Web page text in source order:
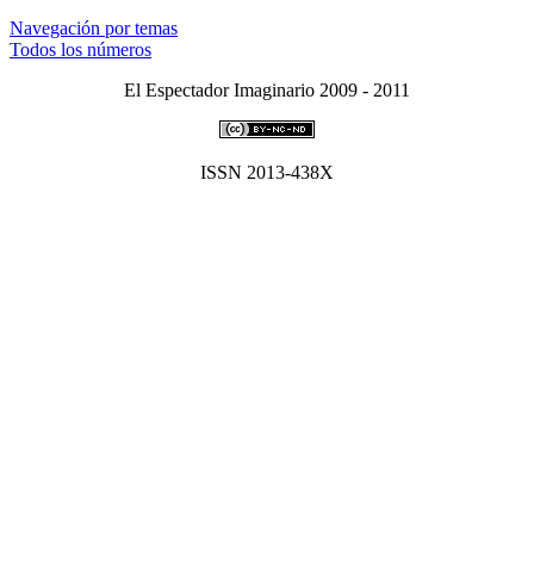
Navegación por temas
Todos los números
El Espectador Imaginario 2009 - 2011
ISSN 2013-438X